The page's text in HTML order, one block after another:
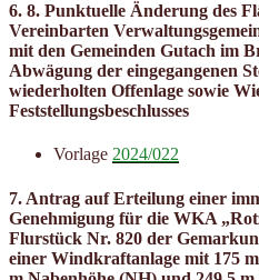
6. 8. Punktuelle Änderung des
Vereinbarten
mit den Gemeinden Gutach im
Abwägung der eingegangenen
wiederholten Offenlage sowie
Feststellungsbeschlusses
Vorlage 2024/022
7. Antrag auf Erteilung einer
Genehmigung für die WKA
Flurstück Nr. 820 der
einer Windkraftanlage mit 175